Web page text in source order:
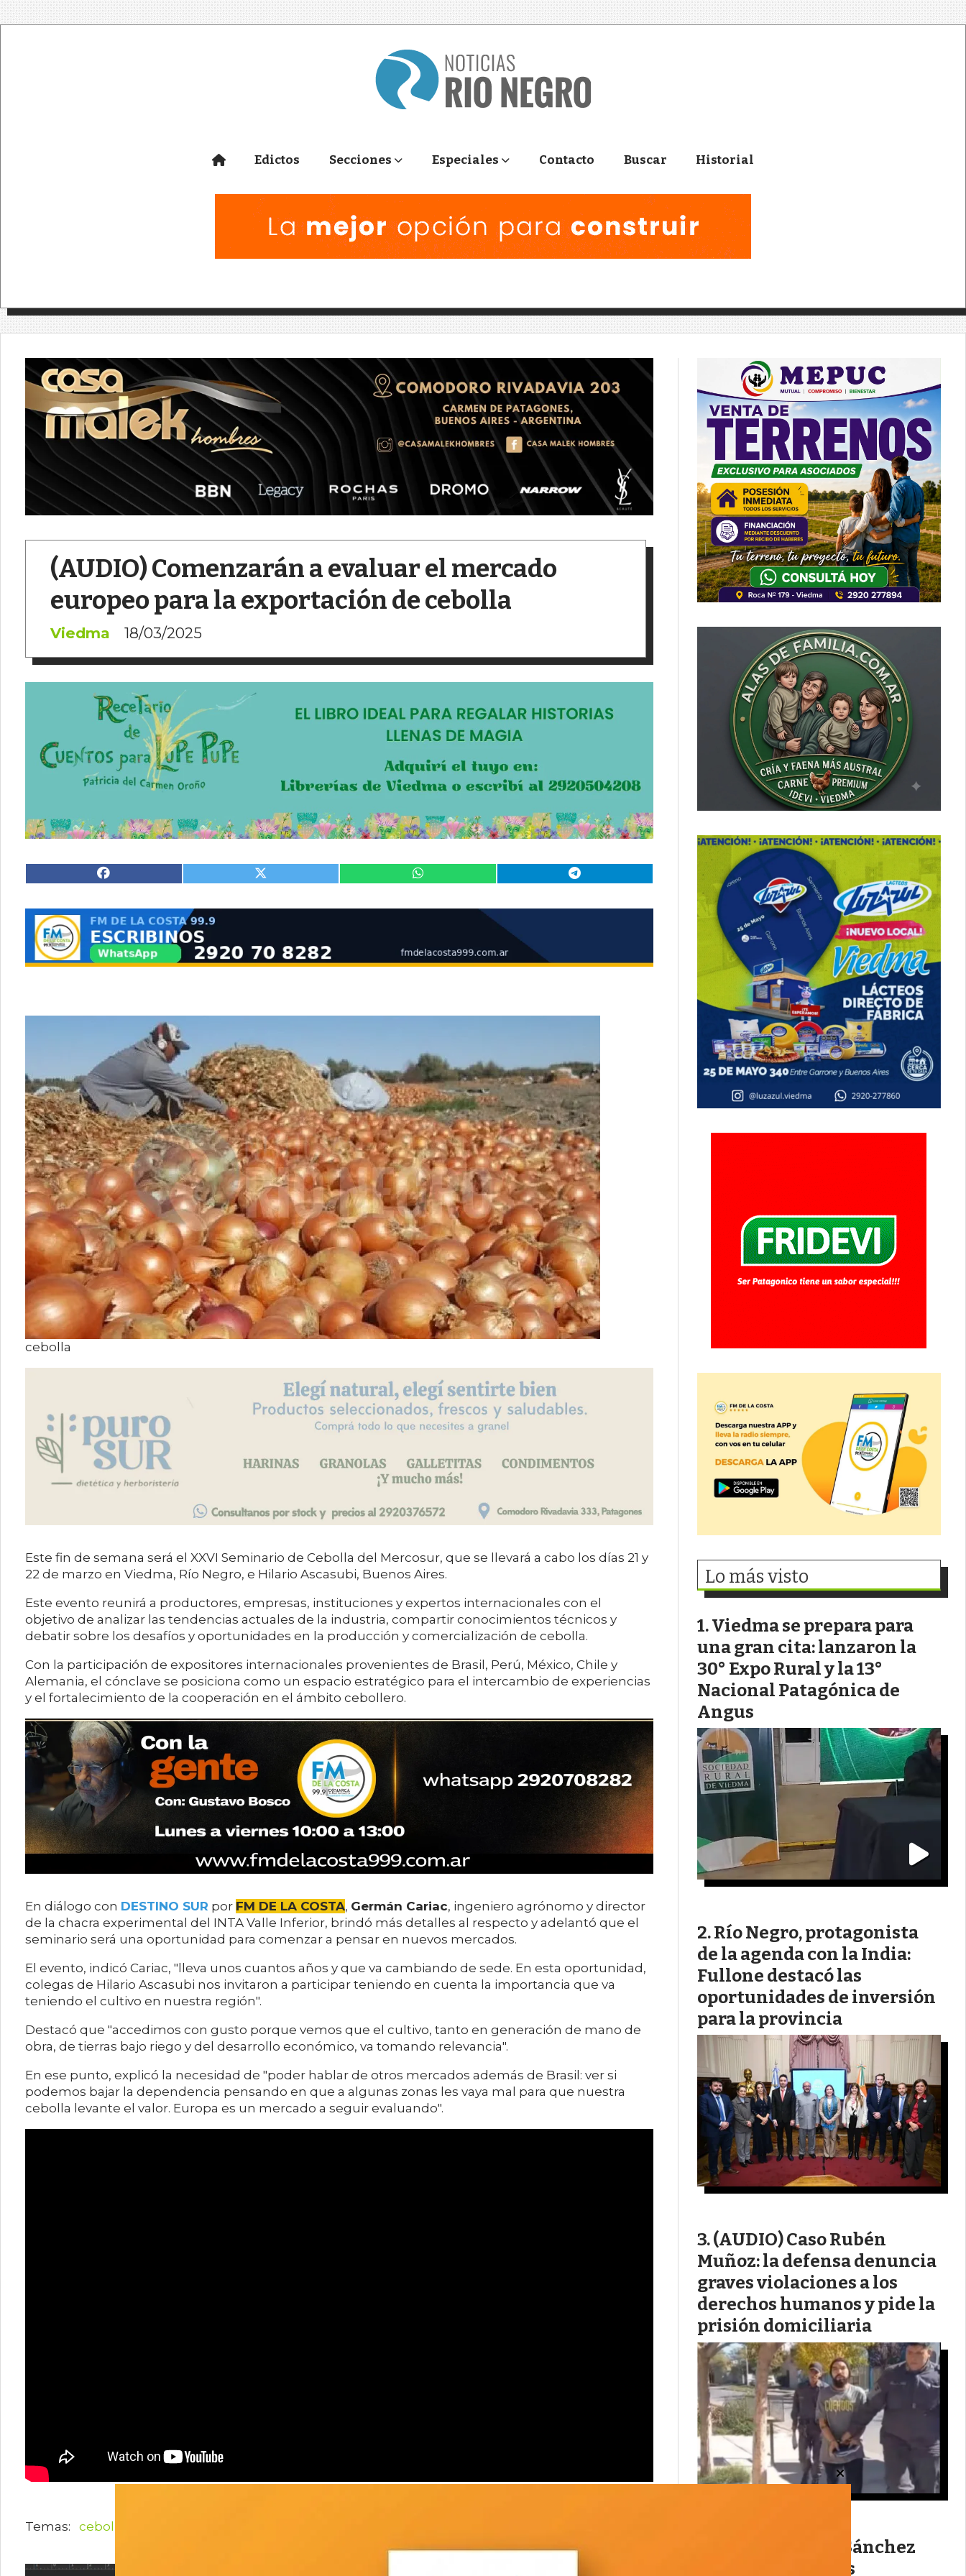
Edictos Secciones Especiales Contacto Buscar Historial
(AUDIO) Comenzarán a evaluar el mercado
europeo para la exportación de cebolla
Viedma 18/03/2025
cebolla
Este fin de semana será el XXVI Seminario de Cebolla del Mercosur, que se llevará a cabo los días 21 y
22 de marzo en Viedma, Río Negro, e Hilario Ascasubi, Buenos Aires.
Este evento reunirá a productores, empresas, instituciones y expertos internacionales con el
objetivo de analizar las tendencias actuales de la industria, compartir conocimientos técnicos y
debatir sobre los desafíos y oportunidades en la producción y comercialización de cebolla.
Con la participación de expositores internacionales provenientes de Brasil, Perú, México, Chile y
Alemania, el cónclave se posiciona como un espacio estratégico para el intercambio de experiencias
y el fortalecimiento de la cooperación en el ámbito cebollero.
En diálogo con DESTINO SUR por FM DE LA COSTA, Germán Cariac, ingeniero agrónomo y director
de la chacra experimental del INTA Valle Inferior, brindó más detalles al respecto y adelantó que el
seminario será una oportunidad para comenzar a pensar en nuevos mercados.
El evento, indicó Cariac, "lleva unos cuantos años y que va cambiando de sede. En esta oportunidad,
colegas de Hilario Ascasubi nos invitaron a participar teniendo en cuenta la importancia que va
teniendo el cultivo en nuestra región".
Destacó que "accedimos con gusto porque vemos que el cultivo, tanto en generación de mano de
obra, de tierras bajo riego y del desarrollo económico, va tomando relevancia".
En ese punto, explicó la necesidad de "poder hablar de otros mercados además de Brasil: ver si
podemos bajar la dependencia pensando en que a algunas zonas les vaya mal para que nuestra
cebolla levante el valor. Europa es un mercado a seguir evaluando".
cebolla
Lo más visto
Viedma se prepara para
una gran cita: lanzaron la
30° Expo Rural y la 13°
Nacional Patagónica de
Angus
Río Negro, protagonista
de la agenda con la India:
Fullone destacó las
oportunidades de inversión
para la provincia
(AUDIO) Caso Rubén
Muñoz: la defensa denuncia
graves violaciones a los
derechos humanos y pide la
prisión domiciliaria
(AUDIO) Mario Sánchez
inició los trámites